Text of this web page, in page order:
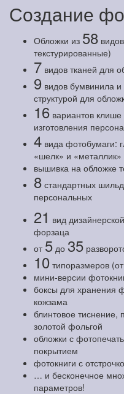
Создание
Обложки из 58
текстурированные)
7 видов тканей для
9 видов бумвинила и
структурой для
16 вариантов
изготовления
4 вида фотобумаги:
«шелк» и «металлик»
вышивка на обложке
8 стандартных
персональных
21 вид
форзаца
от 5 до 35
10 типоразмеров
мини-версии
боксы для хранения
кожзама
блинтовое тиснение,
золотой фольгой
обложки с
покрытием
фотокниги с
… и бесконечное
параметров!